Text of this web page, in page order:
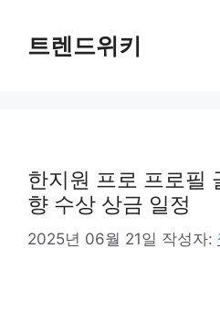
트렌드위키
한지원 프로 프로필
향 수상 상금 일정
2025년 06월 21일 작성자: